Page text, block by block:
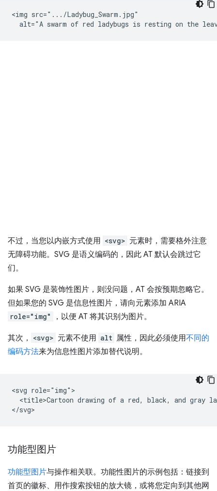
<img src=".../Ladybug_Swarm.jpg"
不过，当您以内嵌方式使用 <svg> 元素时，需要格外注意
无障碍功能。SVG 是语义编码的，因此 AT 默认会跳过它
们。
如果 SVG 是装饰性图片，则没问题，AT 会按预期忽略它。
但如果您的 SVG 是信息性图片，请向元素添加 ARIA
role="img" ，以便 AT 将其识别为图片。
其次， <svg> 元素不使用 alt 属性，因此必须使用不同的
编码方法来为信息性图片添加替代说明。
<svg role="img">
<title>Cartoon drawing of a red, black, and gray
功能型图片
功能型图片与操作相关联。功能性图片的示例包括：链接到
首页的徽标、用作搜索按钮的放大镜，或将您定向到其他网